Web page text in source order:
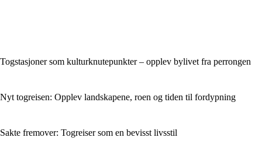
Togstasjoner som kulturknutepunkter – opplev bylivet fra perrongen
Nyt togreisen: Opplev landskapene, roen og tiden til fordypning
Sakte fremover: Togreiser som en bevisst livsstil